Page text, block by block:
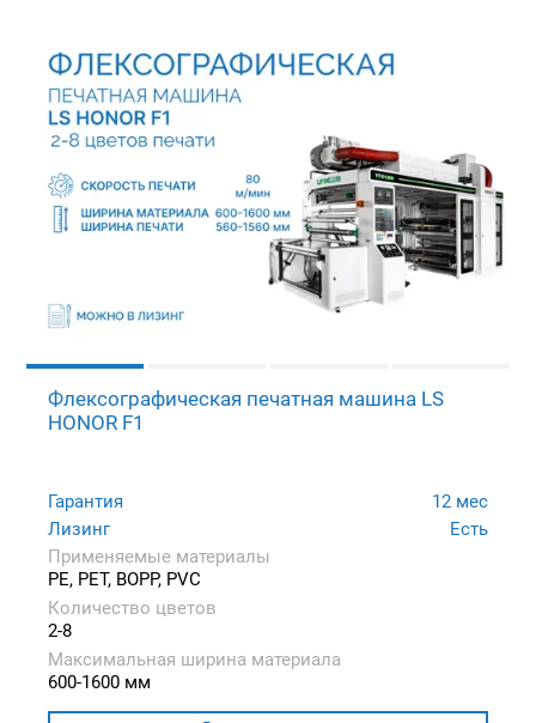
Флексографическая печатная машина LS
HONOR F1
Гарантия
12 мес
Лизинг
Есть
Применяемые материалы
PE, PET, BOPP, PVC
Количество цветов
2-8
Максимальная ширина материала
600-1600 мм